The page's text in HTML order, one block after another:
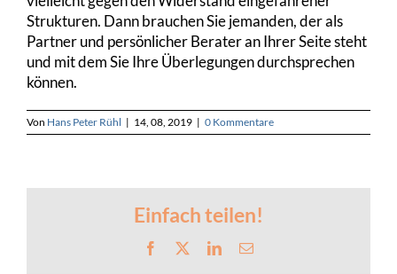
Strukturen. Dann brauchen Sie jemanden, der als
Partner und persönlicher Berater an Ihrer Seite steht
und mit dem Sie Ihre Überlegungen durchsprechen
können.
Von Hans Peter Rühl | 14, 08, 2019 | 0 Kommentare
Einfach teilen!
Facebook LinkedIn
E-